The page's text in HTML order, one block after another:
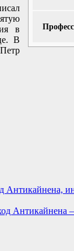
в
В
Антикайнена,